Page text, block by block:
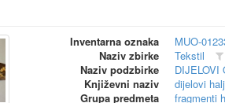
Inventarna oznaka
MUO-
Naziv zbirke
Tekstil
Naziv podzbirke
DIJELOVI
Književni naziv
dijelovi
Grupa predmeta
fragmenti